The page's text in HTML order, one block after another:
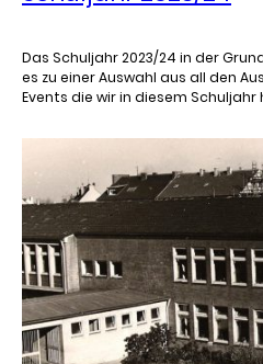
Das Schuljahr 2023/24 in der
es zu einer Auswahl aus all den
Events die wir in diesem